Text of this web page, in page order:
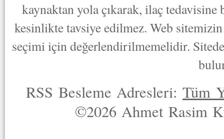
kaynaktan yola çıkarak, ilaç
kesinlikte tavsiye edilmez. Web
seçimi için değerlendirilmemelidir.
RSS Besleme Adresleri:Tüm
©2026 Ahmet Rasim